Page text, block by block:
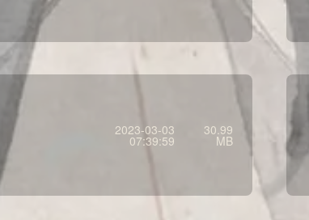
2023-03-03
07:39:59
30.99
MB